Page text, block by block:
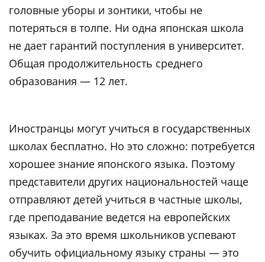
головные уборы и зонтики, чтобы не
потеряться в толпе. Ни одна японская школа
не дает гарантий поступления в университет.
Общая продолжительность среднего
образования — 12 лет.
Иностранцы могут учиться в государственных
школах бесплатно. Но это сложно: потребуется
хорошее знание японского языка. Поэтому
представители других национальностей чаще
отправляют детей учиться в частные школы,
где преподавание ведется на европейских
языках. За это время школьников успевают
обучить официальному языку страны — это